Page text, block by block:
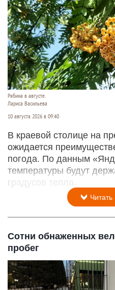
Рябина в августе.
Лариса Васильева
10 августа 2026 в 09:40
В краевой столице на
ожидается
погода. По данным
температуры будут
градусов тепла.
Сотни обнаженных
пробег